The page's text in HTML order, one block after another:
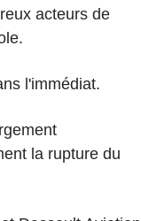
acteurs de
l'immédiat.
la rupture du